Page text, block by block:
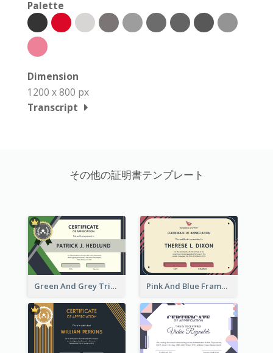
Palette
Dimension
1200 x 800 px
Transcript
その他の証明書テンプレート
Green And Grey Triangles With Badge Certificate Pink And Blue Frame Company Certificate